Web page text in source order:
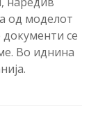
од моделот
се
Во иднина